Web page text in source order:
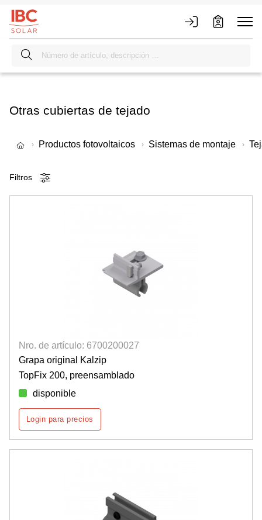
Otras cubiertas de tejado
Productos fotovoltaicos Sistemas de montaje
Filtros
Nro. de artículo: 6700200027
Grapa original Kalzip
TopFix 200, preensamblado
disponible
Login para precios